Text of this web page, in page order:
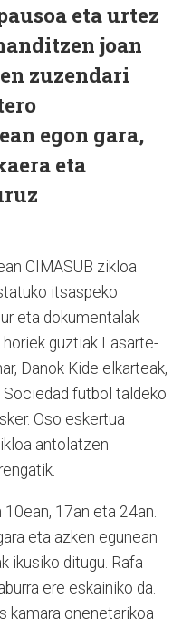
eta urtez
joan
zuzendari
egon gara,
eta
CIMASUB zikloa
itsaspeko
eta dokumentalak
horiek guztiak Lasarte-
Danok Kide elkarteak,
Sociedad futbol taldeko
Oso eskertua
antolatzen
17an eta 24an.
eta azken egunean
ikusiko ditugu. Rafa
ere eskainiko da.
kamara onenetarikoa